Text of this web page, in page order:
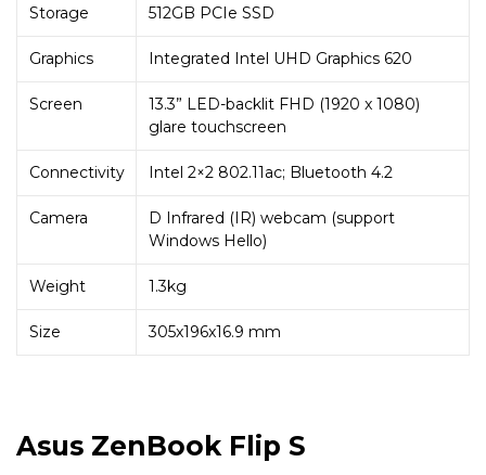
Storage 512GB PCIe SSD
Graphics Integrated Intel UHD Graphics 620
Screen
13.3” LED-backlit FHD (1920 x 1080)
glare touchscreen
Connectivity Intel 2×2 802.11ac; Bluetooth 4.2
Camera
D Infrared (IR) webcam (support
Windows Hello)
Weight 1.3kg
Size 305x196x16.9 mm
Asus ZenBook Flip S